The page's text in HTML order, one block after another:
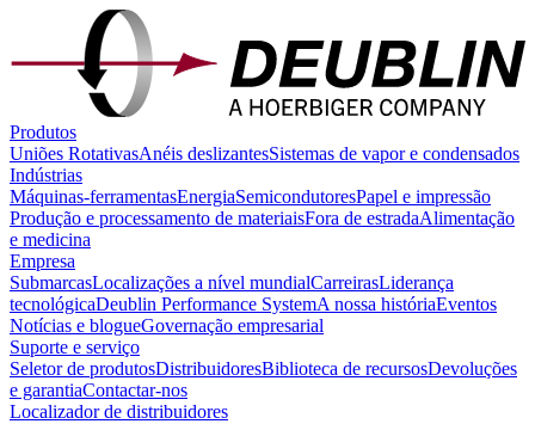
Produtos
Uniões RotativasAnéis deslizantesSistemas de vapor e condensados
Indústrias
Máquinas-ferramentasEnergiaSemicondutoresPapel e impressão
Produção e processamento de materiaisFora de estradaAlimentação
e medicina
Empresa
SubmarcasLocalizações a nível mundialCarreirasLiderança
tecnológicaDeublin Performance SystemA nossa históriaEventos
Notícias e blogueGovernação empresarial
Suporte e serviço
Seletor de produtosDistribuidoresBiblioteca de recursosDevoluções
e garantiaContactar-nos
Localizador de distribuidores